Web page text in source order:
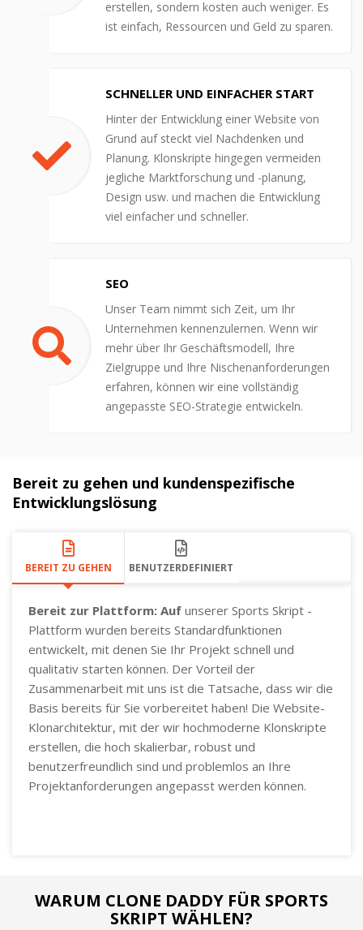
erstellen, sondern kosten auch weniger. Es
ist einfach, Ressourcen und Geld zu sparen.
SCHNELLER UND EINFACHER START
Hinter der Entwicklung einer Website von
Grund auf steckt viel Nachdenken und
Planung. Klonskripte hingegen vermeiden
jegliche Marktforschung und -planung,
Design usw. und machen die Entwicklung
viel einfacher und schneller.
SEO
Unser Team nimmt sich Zeit, um Ihr
Unternehmen kennenzulernen. Wenn wir
mehr über Ihr Geschäftsmodell, Ihre
Zielgruppe und Ihre Nischenanforderungen
erfahren, können wir eine vollständig
angepasste SEO-Strategie entwickeln.
Bereit zu gehen und kundenspezifische
Entwicklungslösung
BEREIT ZU GEHEN BENUTZERDEFINIERT
Bereit zur Plattform: Auf unserer Sports Skript -
Plattform wurden bereits Standardfunktionen
entwickelt, mit denen Sie Ihr Projekt schnell und
qualitativ starten können. Der Vorteil der
Zusammenarbeit mit uns ist die Tatsache, dass wir die
Basis bereits für Sie vorbereitet haben! Die Website-
Klonarchitektur, mit der wir hochmoderne Klonskripte
erstellen, die hoch skalierbar, robust und
benutzerfreundlich sind und problemlos an Ihre
Projektanforderungen angepasst werden können.
WARUM CLONE DADDY FÜR SPORTS
SKRIPT WÄHLEN?